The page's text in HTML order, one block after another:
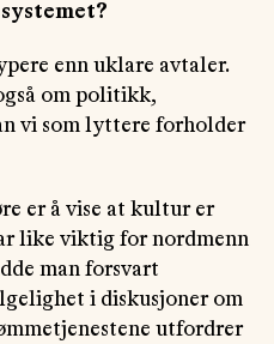
enn uklare avtaler.
om politikk,
vi som lyttere forholder
er å vise at kultur er
like viktig for nordmenn
man forsvart
i diskusjoner om
utfordrer